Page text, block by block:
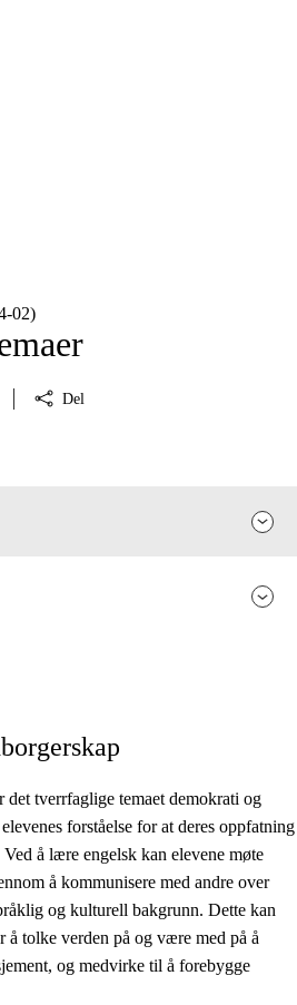
Del
det tverrfaglige temaet demokrati og
forståelse for at deres oppfatning
å lære engelsk kan elevene møte
å kommunisere med andre over
og kulturell bakgrunn. Dette kan
å tolke verden på og være med på å
og medvirke til å forebygge